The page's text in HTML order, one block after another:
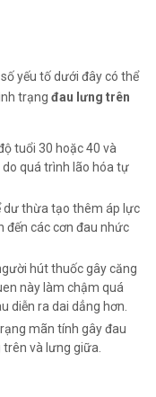
yếu tố dưới đây có thể
trạng đau lưng trên
tuổi 30 hoặc 40 và
quá trình lão hóa tự
dư thừa tạo thêm áp lực
đến các cơn đau nhức
hút thuốc gây căng
này làm chậm quá
diễn ra dai dẳng hơn.
mãn tính gây đau
và lưng giữa.